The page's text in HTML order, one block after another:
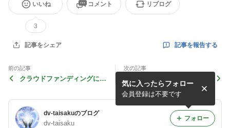
いいね
3
コメント リブログ
記事をシェア 記事を報告する
前の記事
クラウドファンディングにつ
次の記事
食品配布会＆エンパワメント
講座を開催しました！
dv-taisakuのブログ
dv-taisaku
気に入ったらフォロー
会員登録は不要です
フォロー